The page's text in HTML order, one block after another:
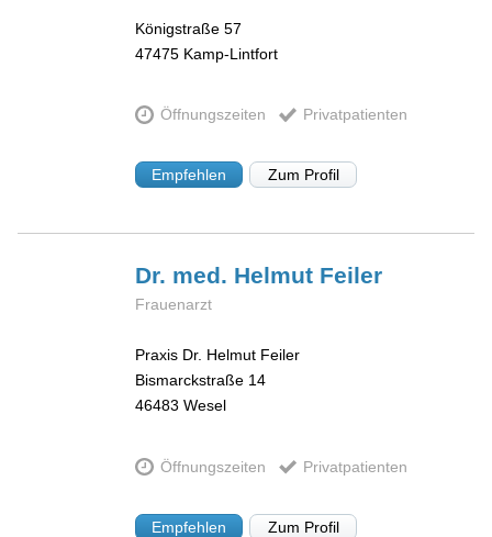
Königstraße 57
47475 Kamp-Lintfort
Öffnungszeiten Privatpatienten
Empfehlen Zum Profil
Dr. med. Helmut Feiler
Frauenarzt
Praxis Dr. Helmut Feiler
Bismarckstraße 14
46483 Wesel
Öffnungszeiten Privatpatienten
Empfehlen Zum Profil